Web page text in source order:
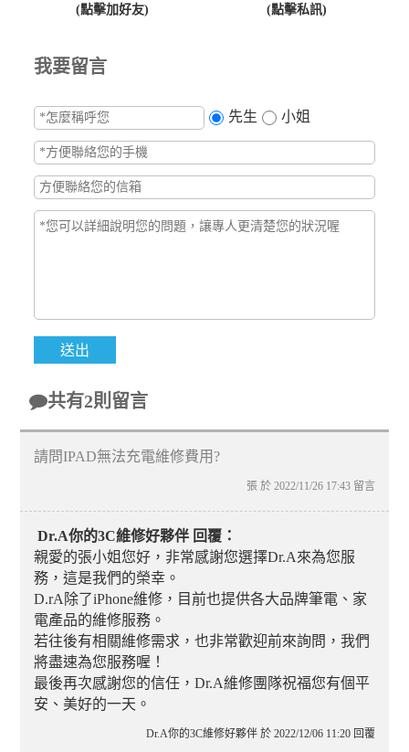
(點擊加好友)
(點擊私訊)
我要留言
先生 小姐
共有2則留言
請問IPAD無法充電維修費用?
張 於 2022/11/26 17:43 留言
Dr.A你的3C維修好夥伴 回覆：
親愛的張小姐您好，非常感謝您選擇Dr.A來為您服
務，這是我們的榮幸。
D.rA除了iPhone維修，目前也提供各大品牌筆電、家
電產品的維修服務。
若往後有相關維修需求，也非常歡迎前來詢問，我們
將盡速為您服務喔！
最後再次感謝您的信任，Dr.A維修團隊祝福您有個平
安、美好的一天。
Dr.A你的3C維修好夥伴 於 2022/12/06 11:20 回覆